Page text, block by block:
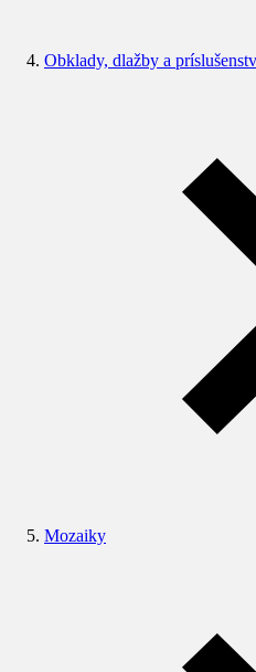
Obklady, dlažby a
Mozaiky